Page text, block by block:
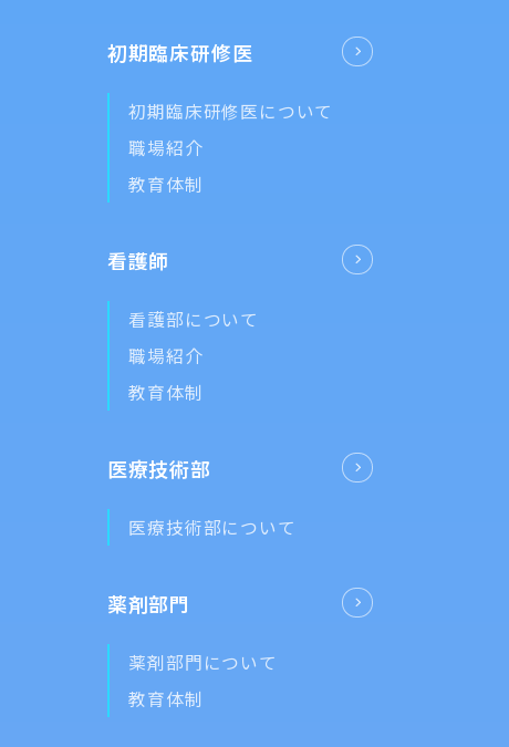
初期臨床研修医
初期臨床研修医について
職場紹介
教育体制
看護師
看護部について
職場紹介
教育体制
医療技術部
医療技術部について
薬剤部門
薬剤部門について
教育体制